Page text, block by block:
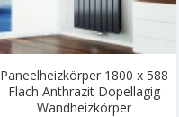
Paneelheizkörper 1800 x 588
Flach Anthrazit Dopellagig
Wandheizkörper